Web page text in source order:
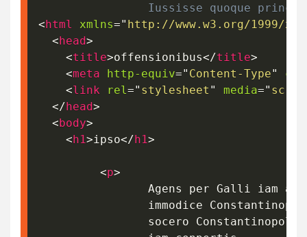
Iussisse quoque
<html xmlns=" http://www.w3.org/1999/
<head>
<title>offensionibus</title>
<meta http-equiv=" Content-Type"
<link rel =" stylesheet " media="
</head>
<body>
<h1>ipso</h1>
<p>